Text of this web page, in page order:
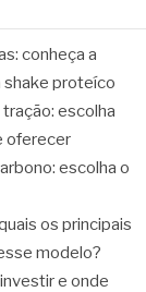
conheça a
shake proteíco
escolha
oferecer
escolha o
os principais
modelo?
e onde